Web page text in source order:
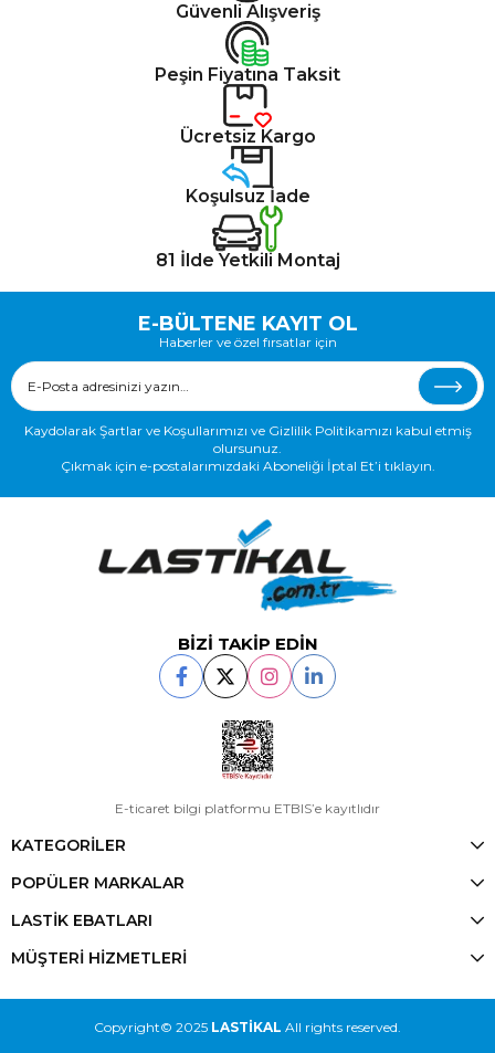
Güvenli Alışveriş
Peşin Fiyatına Taksit
Ücretsiz Kargo
Koşulsuz İade
81 İlde Yetkili Montaj
E-BÜLTENE KAYIT OL
Haberler ve özel fırsatlar için
Kaydolarak Şartlar ve Koşullarımızı ve Gizlilik Politikamızı kabul etmiş
olursunuz.
Çıkmak için e-postalarımızdaki Aboneliği İptal Et’i tıklayın.
BİZİ TAKİP EDİN
E-ticaret bilgi platformu ETBIS’e kayıtlıdır
KATEGORİLER
POPÜLER MARKALAR
LASTİK EBATLARI
MÜŞTERİ HİZMETLERİ
Copyright© 2025 LASTİKAL All rights reserved.